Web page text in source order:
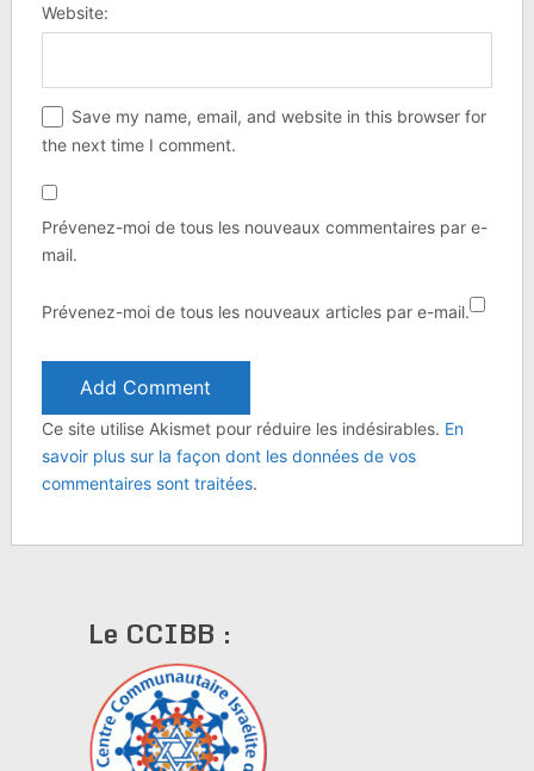
Website:
Save my name, email, and website in this browser for
the next time I comment.
Prévenez-moi de tous les nouveaux commentaires par e-
mail.
Prévenez-moi de tous les nouveaux articles par e-mail.
Ce site utilise Akismet pour réduire les indésirables. En
savoir plus sur la façon dont les données de vos
commentaires sont traitées.
Le CCIBB :